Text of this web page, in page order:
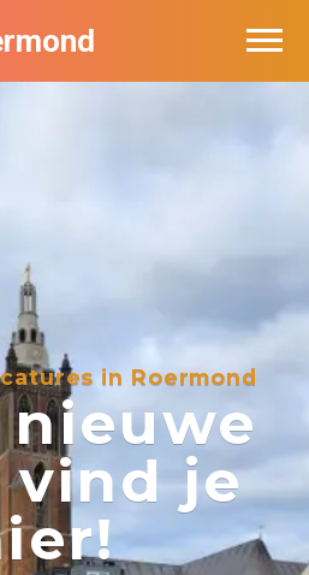
in Roermond
vind je
Roermond
in Roermond